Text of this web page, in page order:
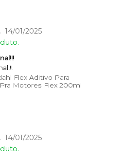
14/01/2025
Flex Aditivo Para
Motores Flex 200ml
14/01/2025